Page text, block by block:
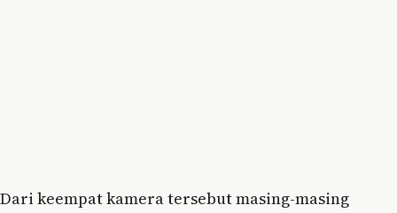
Dari keempat kamera tersebut masing-masing